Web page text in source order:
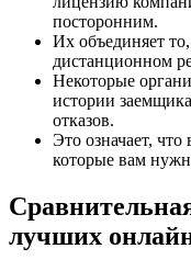
посторонним.
Их объединяет
дистанционном
Некоторые
истории
отказов.
Это означает,
которые вам
лучших